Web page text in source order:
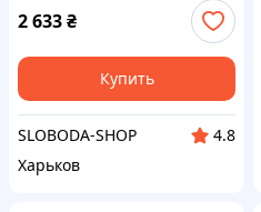
2 633₴
Купить
SLOBODA-SHOP
4.8
Харьков